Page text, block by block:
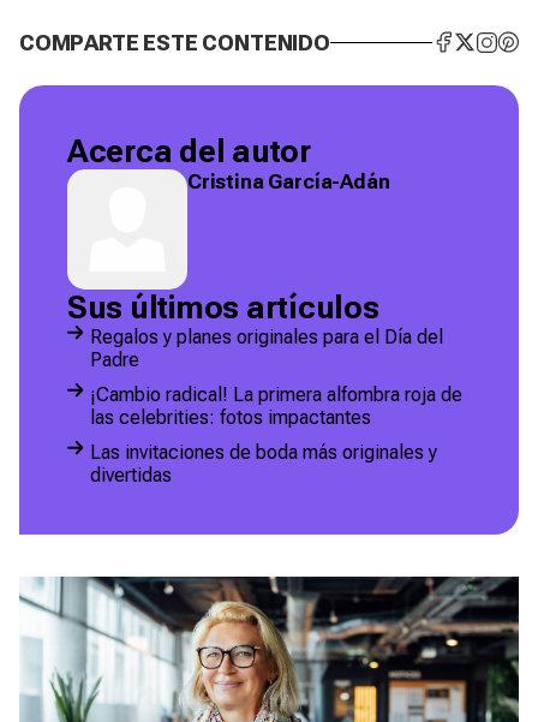
COMPARTE ESTE CONTENIDO
Acerca del autor
Cristina García-Adán
Sus últimos artículos
Regalos y planes originales para el Día del
Padre
¡Cambio radical! La primera alfombra roja de
las celebrities: fotos impactantes
Las invitaciones de boda más originales y
divertidas